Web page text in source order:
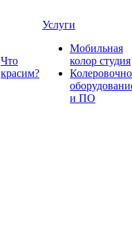
Что
красим?
Услуги
Мобильная
колор студия
и ПО